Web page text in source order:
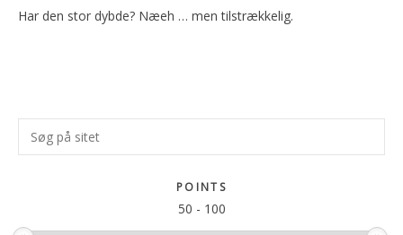
Har den stor dybde? Næeh … men tilstrækkelig.
Primær
Sidebar
Søg
på
POINTS
50 - 100